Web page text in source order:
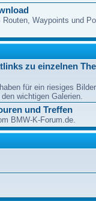
Routen, Waypoints und
zu einzelnen
für ein riesiges
wichtigen Galerien.
und Treffen
BMW-K-Forum.de.